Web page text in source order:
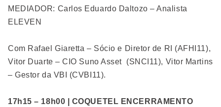
MEDIADOR: Carlos Eduardo Daltozo – Analista
ELEVEN
Com Rafael Giaretta – Sócio e Diretor de RI (AFHI11),
Vitor Duarte – CIO Suno Asset (SNCI11), Vitor Martins
– Gestor da VBI (CVBI11).
17h15 – 18h00 | COQUETEL ENCERRAMENTO